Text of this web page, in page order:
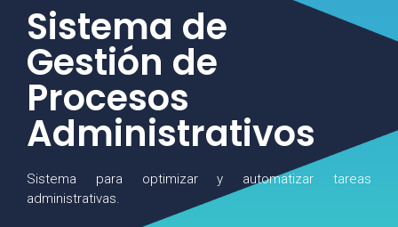
Sistema de
Gestión de
Procesos
Administrativos
Sistema para optimizar y automatizar tareas
administrativas.